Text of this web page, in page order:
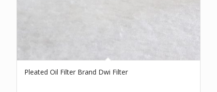
Pleated Oil Filter Brand Dwi Filter